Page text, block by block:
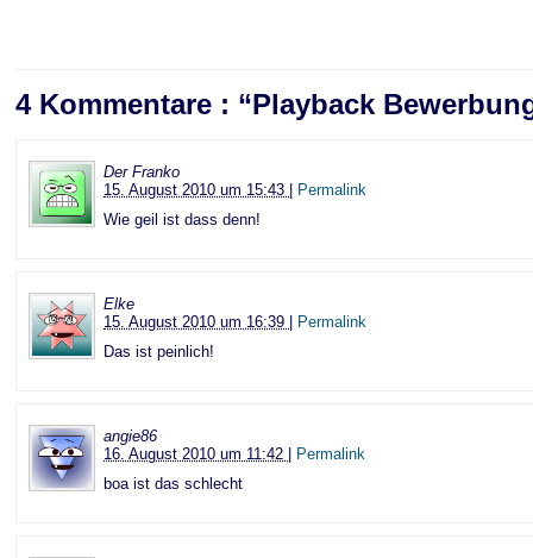
4 Kommentare : “Playback
Der Franko
15. August 2010 um 15:43
Permalink
Wie geil ist dass denn!
Elke
15. August 2010 um 16:39
Permalink
Das ist peinlich!
angie86
16. August 2010 um 11:42
Permalink
boa ist das schlecht